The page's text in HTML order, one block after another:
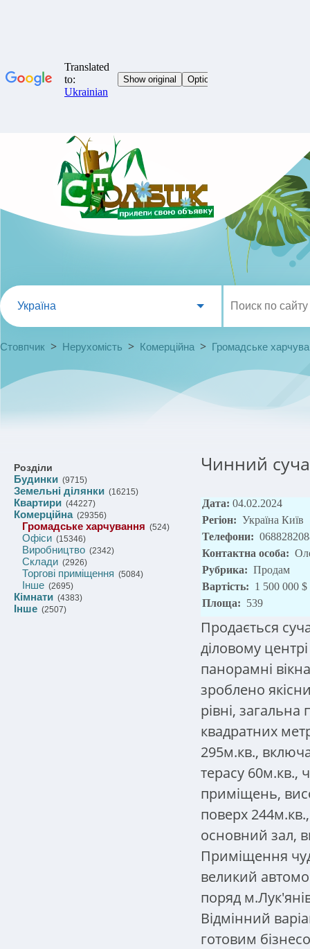
Україна
Стовпчик > Нерухомість > Комерційна> Громадське
Розділи
Будинки (9715)
Земельні ділянки (16215)
Квартири (44227)
Комерційна(29356)
Громадське харчування (524)
Офіси (15346)
Виробництво (2342)
Склади (2926)
Торгові приміщення (5084)
Інше (2695)
Кімнати (4383)
Інше (2507)
Чинний
Дата: 04.02.2024
Регіон: Україна Київ
Телефони:
Контактна особа:
Рубрика: Продам
Вартість: 1 500 000 $
Площа: 539
Продається
діловому
панорамні
зроблено
рівні,
квадратних
295м.кв.,
терасу 60м.кв.,
приміщень,
поверх 244м.кв.,
основний зал,
Приміщення
великий
поряд
Відмінний
готовим